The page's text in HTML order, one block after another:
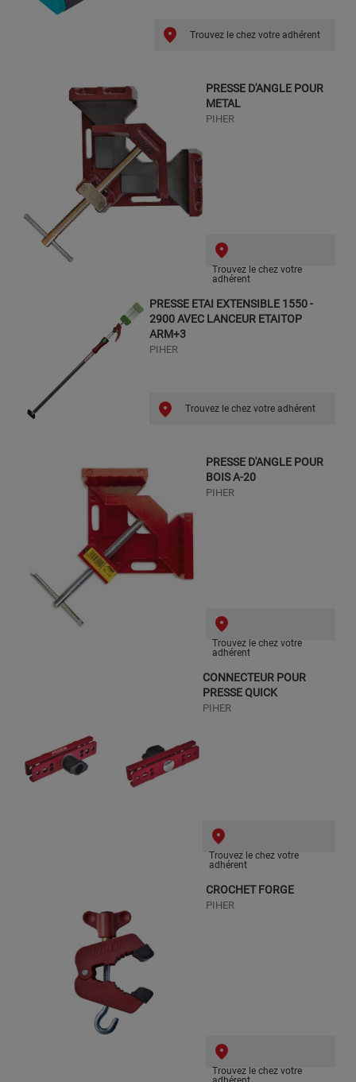
Trouvez le chez votre adhérent
PRESSE D'ANGLE POUR
METAL
PIHER
Trouvez le chez votre
adhérent
PRESSE ETAI EXTENSIBLE 1550 -
2900 AVEC LANCEUR ETAITOP
ARM+3
PIHER
Trouvez le chez votre adhérent
PRESSE D'ANGLE POUR
BOIS A-20
PIHER
Trouvez le chez votre
adhérent
CONNECTEUR POUR
PRESSE QUICK
PIHER
Trouvez le chez votre
adhérent
CROCHET FORGE
PIHER
Trouvez le chez votre